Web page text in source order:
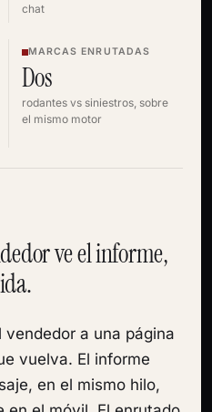
chat
MARCAS ENRUTADAS
Dos
rodantes vs siniestros, sobre
el mismo motor
ve el informe,
a una página
vuelva. El informe
en el mismo hilo,